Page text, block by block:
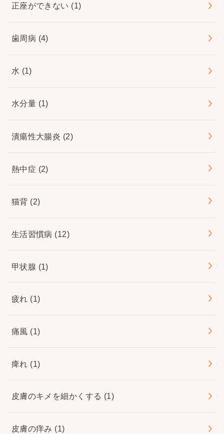
正座ができない (1)
歯周病 (4)
水 (1)
水分量 (1)
潰瘍性大腸炎 (2)
熱中症 (2)
猫背 (2)
生活習慣病 (12)
甲状腺 (1)
疲れ (1)
痛風 (1)
痺れ (1)
皮膚のキメを細かくする (1)
皮膚の痒み (1)